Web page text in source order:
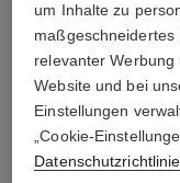
um Inhalte zu
maßgeschneidertes
relevanter
Website und bei
Einstellungen
„Cookie-
Datenschutzrichtlinie